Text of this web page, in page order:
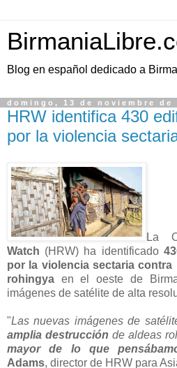
Blog en español dedicado a
domingo, 13 de noviembre de
HRW identifica 430
por la violencia
La
Watch (HRW) ha identificado
por la violencia sectaria contra
rohingya en el oeste de
imágenes de satélite de alta
"Las nuevas imágenes de
amplia destrucción de aldeas
mayor de lo que
Adams, director de HRW para